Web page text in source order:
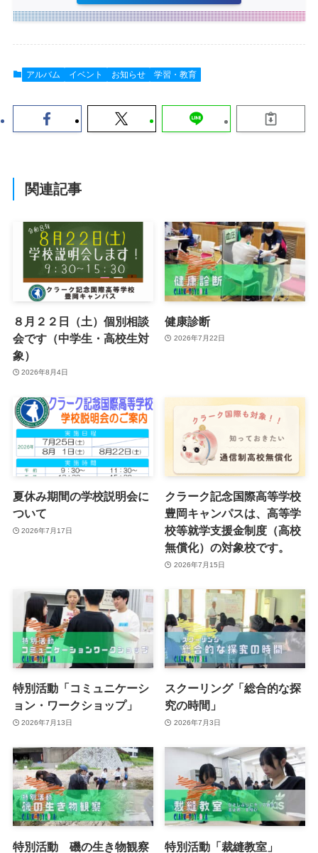
アルバム イベント お知らせ 学習・教育
関連記事
８月２２日（土）個別相談
会です（中学生・高校生対
象）
2026年8月4日
健康診断
2026年7月22日
夏休み期間の学校説明会に
ついて
2026年7月17日
クラーク記念国際高等学校
豊岡キャンパスは、高等学
校等就学支援金制度（高校
無償化）の対象校です。
2026年7月15日
特別活動「コミュニケーシ
ョン・ワークショップ」
2026年7月13日
スクーリング「総合的な探
究の時間」
2026年7月3日
特別活動 磯の生き物観察 特別活動「裁縫教室」